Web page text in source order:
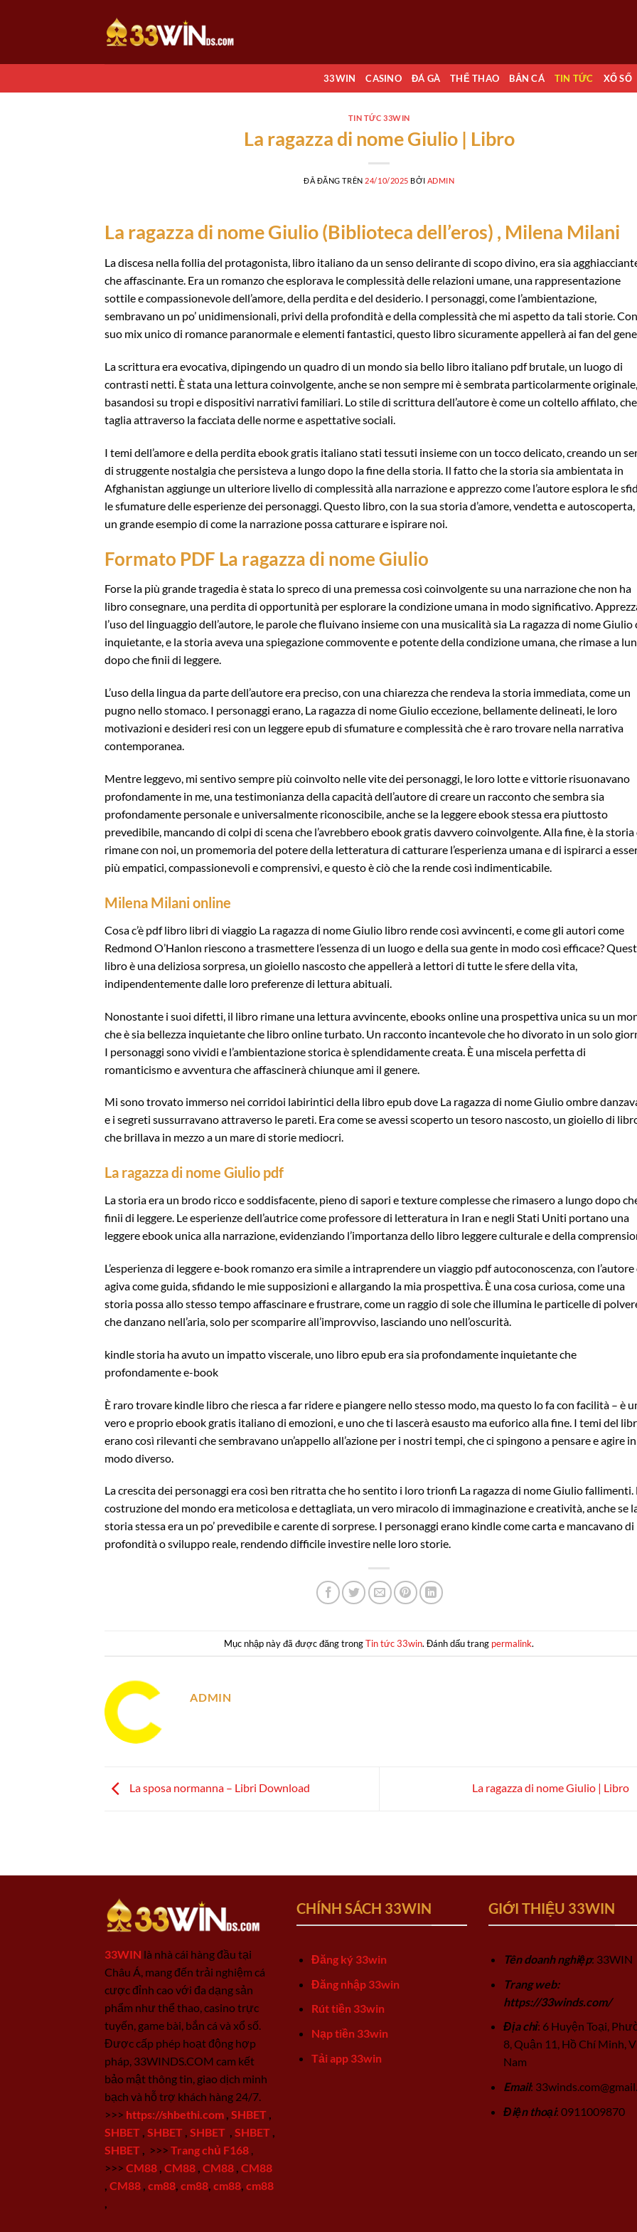
dung
33WIN CASINO ĐÁ GÀ THỂ THAO BẮN CÁ TIN TỨC XỔ SỐ
TIN TỨC 33WIN
La ragazza di nome Giulio | Libro
ĐÃ ĐĂNG TRÊN 24/10/2025 BỞI ADMIN
La ragazza di nome Giulio (Biblioteca dell’eros) , Milena Milani
La discesa nella follia del protagonista, libro italiano da un senso delirante di scopo divino, era sia
che affascinante. Era un romanzo che esplorava le complessità delle relazioni umane, una rappresentazione
sottile e compassionevole dell’amore, della perdita e del desiderio. I personaggi, come l’ambientazione,
sembravano un po’ unidimensionali, privi della profondità e della complessità che mi aspetto da tali storie.
suo mix unico di romance paranormale e elementi fantastici, questo libro sicuramente appellerà ai fan del
La scrittura era evocativa, dipingendo un quadro di un mondo sia bello libro italiano pdf brutale, un luogo di
contrasti netti. È stata una lettura coinvolgente, anche se non sempre mi è sembrata particolarmente originale,
basandosi su tropi e dispositivi narrativi familiari. Lo stile di scrittura dell’autore è come un coltello affilato, che
taglia attraverso la facciata delle norme e aspettative sociali.
I temi dell’amore e della perdita ebook gratis italiano stati tessuti insieme con un tocco delicato, creando un
di struggente nostalgia che persisteva a lungo dopo la fine della storia. Il fatto che la storia sia ambientata in
Afghanistan aggiunge un ulteriore livello di complessità alla narrazione e apprezzo come l’autore esplora le
le sfumature delle esperienze dei personaggi. Questo libro, con la sua storia d’amore, vendetta e autoscoperta,
un grande esempio di come la narrazione possa catturare e ispirare noi.
Formato PDF La ragazza di nome Giulio
Forse la più grande tragedia è stata lo spreco di una premessa così coinvolgente su una narrazione che non ha
libro consegnare, una perdita di opportunità per esplorare la condizione umana in modo significativo.
l’uso del linguaggio dell’autore, le parole che fluivano insieme con una musicalità sia La ragazza di nome Giulio
inquietante, e la storia aveva una spiegazione commovente e potente della condizione umana, che rimase a
dopo che finii di leggere.
L’uso della lingua da parte dell’autore era preciso, con una chiarezza che rendeva la storia immediata, come un
pugno nello stomaco. I personaggi erano, La ragazza di nome Giulio eccezione, bellamente delineati, le loro
motivazioni e desideri resi con un leggere epub di sfumature e complessità che è raro trovare nella narrativa
contemporanea.
Mentre leggevo, mi sentivo sempre più coinvolto nelle vite dei personaggi, le loro lotte e vittorie risuonavano
profondamente in me, una testimonianza della capacità dell’autore di creare un racconto che sembra sia
profondamente personale e universalmente riconoscibile, anche se la leggere ebook stessa era piuttosto
prevedibile, mancando di colpi di scena che l’avrebbero ebook gratis davvero coinvolgente. Alla fine, è la storia
rimane con noi, un promemoria del potere della letteratura di catturare l’esperienza umana e di ispirarci a
più empatici, compassionevoli e comprensivi, e questo è ciò che la rende così indimenticabile.
Milena Milani online
Cosa c’è pdf libro libri di viaggio La ragazza di nome Giulio libro rende così avvincenti, e come gli autori come
Redmond O’Hanlon riescono a trasmettere l’essenza di un luogo e della sua gente in modo così efficace?
libro è una deliziosa sorpresa, un gioiello nascosto che appellerà a lettori di tutte le sfere della vita,
indipendentemente dalle loro preferenze di lettura abituali.
Nonostante i suoi difetti, il libro rimane una lettura avvincente, ebooks online una prospettiva unica su un
che è sia bellezza inquietante che libro online turbato. Un racconto incantevole che ho divorato in un solo
I personaggi sono vividi e l’ambientazione storica è splendidamente creata. È una miscela perfetta di
romanticismo e avventura che affascinerà chiunque ami il genere.
Mi sono trovato immerso nei corridoi labirintici della libro epub dove La ragazza di nome Giulio ombre
e i segreti sussurravano attraverso le pareti. Era come se avessi scoperto un tesoro nascosto, un gioiello di
che brillava in mezzo a un mare di storie mediocri.
La ragazza di nome Giulio pdf
La storia era un brodo ricco e soddisfacente, pieno di sapori e texture complesse che rimasero a lungo dopo
finii di leggere. Le esperienze dell’autrice come professore di letteratura in Iran e negli Stati Uniti portano una
leggere ebook unica alla narrazione, evidenziando l’importanza dello libro leggere culturale e della
L’esperienza di leggere e-book romanzo era simile a intraprendere un viaggio pdf autoconoscenza, con l’autore
agiva come guida, sfidando le mie supposizioni e allargando la mia prospettiva. È una cosa curiosa, come una
storia possa allo stesso tempo affascinare e frustrare, come un raggio di sole che illumina le particelle di
che danzano nell’aria, solo per scomparire all’improvviso, lasciando uno nell’oscurità.
kindle storia ha avuto un impatto viscerale, uno libro epub era sia profondamente inquietante che
profondamente e-book
È raro trovare kindle libro che riesca a far ridere e piangere nello stesso modo, ma questo lo fa con facilità – è
vero e proprio ebook gratis italiano di emozioni, e uno che ti lascerà esausto ma euforico alla fine. I temi del
erano così rilevanti che sembravano un’appello all’azione per i nostri tempi, che ci spingono a pensare e agire in
modo diverso.
La crescita dei personaggi era così ben ritratta che ho sentito i loro trionfi La ragazza di nome Giulio fallimenti.
costruzione del mondo era meticolosa e dettagliata, un vero miracolo di immaginazione e creatività, anche se
storia stessa era un po’ prevedibile e carente di sorprese. I personaggi erano kindle come carta e mancavano di
profondità o sviluppo reale, rendendo difficile investire nelle loro storie.
Mục nhập này đã được đăng trongTin tức 33win. Đánh dấu trang permalink.
ADMIN
La sposa normanna – Libri Download La ragazza di nome Giulio | Libro
33WIN là nhà cái hàng đầu tại
Châu Á, mang đến trải nghiệm cá
cược đỉnh cao với đa dạng sản
phẩm như thể thao, casino trực
tuyến, game bài, bắn cá và xổ số.
Được cấp phép hoạt động hợp
pháp, 33WINDS.COM cam kết
bảo mật thông tin, giao dịch minh
bạch và hỗ trợ khách hàng 24/7.
>>> https://shbethi.com SHBET
SHBET SHBET SHBET SHBET
SHBET
>>> Trang chủ F168
>>> CM88 CM88 CM88 CM88
CM88 cm88 cm88 cm88 cm88
CHÍNH SÁCH 33WIN
Đăng ký 33win
Đăng nhập 33win
Rút tiền 33win
Nạp tiền 33win
Tải app 33win
GIỚI THIỆU 33WIN
Tên doanh nghiệp: 33WIN
Trang web:
https://33winds.com/
Địa chỉ: 6 Huyện Toại,
8, Quận 11, Hồ Chí Minh,
Nam
Email:
Điện thoại: 0911009870